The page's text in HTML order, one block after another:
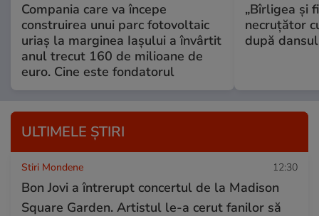
Compania care va începe
construirea unui parc fotovoltaic
uriaș la marginea Iașului a învârtit
anul trecut 160 de milioane de
euro. Cine este fondatorul
„Bîrligea şi
necruţător
după
ULTIMELE ȘTIRI
Stiri Mondene 12:30
Bon Jovi a întrerupt concertul de la Madison
Square Garden. Artistul le-a cerut fanilor să